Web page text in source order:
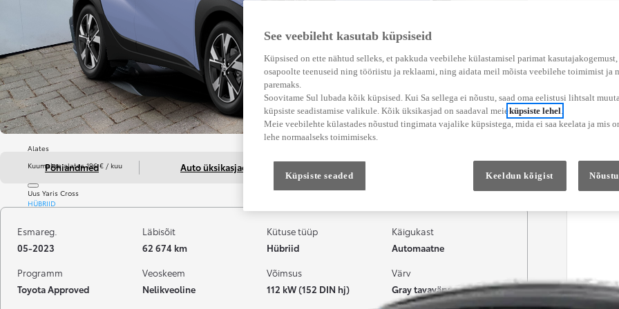
Alates
Kuumakse alates 196 € / kuu
Uus Yaris Cross
HÜBRIID
Põhiandmed Auto üksikasjad
Esmareg.
05-2023
Läbisõit
62 674 km
Kütuse tüüp
Hübriid
Käigukast
Automaatne
Programm
Toyota Approved
Veoskeem
Nelikveoline
Võimsus
112 kW (152 DIN hj)
Värv
Gray tavavärv
See veebileht kasutab küpsiseid
Küpsised on ette nähtud selleks, et pakkuda veebilehe külastamisel parimat
osapoolte teenuseid ning tööriistu ja reklaami, ning aidata meil mõista veebilehe toimimist ja
paremaks.
Soovitame Sul lubada kõik küpsised. Kui Sa sellega ei nõustu, saad oma eelistusi lihtsalt
küpsiste seadistamise valikule. Kõik üksikasjad on saadaval meieküpsiste lehel.
Meie veebilehte külastades nõustud tingimata vajalike küpsistega, mida ei saa keelata ja mis
lehe normaalseks toimimiseks.
Küpsiste seaded Keeldun kõigist